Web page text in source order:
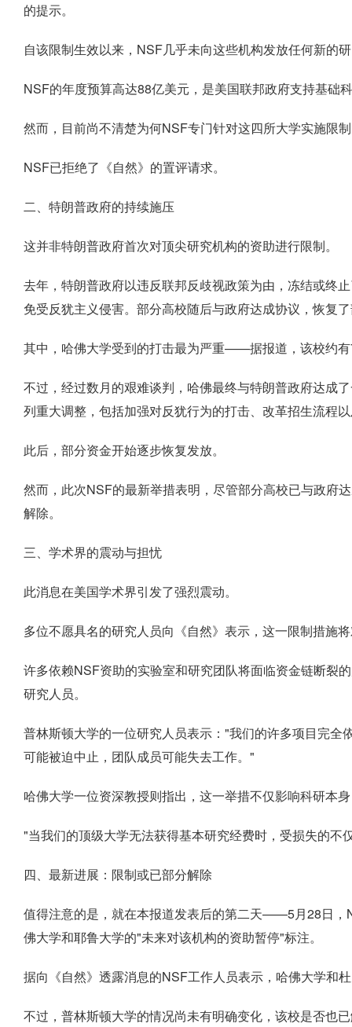
的提示。
自该限制生效以来，NSF几乎未向这些机构发放任何新的
NSF的年度预算高达88亿美元，是美国联邦政府支持基础
然而，目前尚不清楚为何NSF专门针对这四所大学实施限
NSF已拒绝了《自然》的置评请求。
二、特朗普政府的持续施压
这并非特朗普政府首次对顶尖研究机构的资助进行限制。
去年，特朗普政府以违反联邦反歧视政策为由，冻结或终
免受反犹主义侵害。部分高校随后与政府达成协议，恢复
其中，哈佛大学受到的打击最为严重——据报道，该校约
不过，经过数月的艰难谈判，哈佛最终与特朗普政府达成
列重大调整，包括加强对反犹行为的打击、改革招生流程
此后，部分资金开始逐步恢复发放。
然而，此次NSF的最新举措表明，尽管部分高校已与政府
解除。
三、学术界的震动与担忧
此消息在美国学术界引发了强烈震动。
多位不愿具名的研究人员向《自然》表示，这一限制措施
许多依赖NSF资助的实验室和研究团队将面临资金链断裂
研究人员。
普林斯顿大学的一位研究人员表示："我们的许多项目完
可能被迫中止，团队成员可能失去工作。"
哈佛大学一位资深教授则指出，这一举措不仅影响科研本
"当我们的顶级大学无法获得基本研究经费时，受损失的不
四、最新进展：限制或已部分解除
值得注意的是，就在本报道发表后的第二天——5月28日，
佛大学和耶鲁大学的"未来对该机构的资助暂停"标注。
据向《自然》透露消息的NSF工作人员表示，哈佛大学和
不过，普林斯顿大学的情况尚未有明确变化，该校是否也